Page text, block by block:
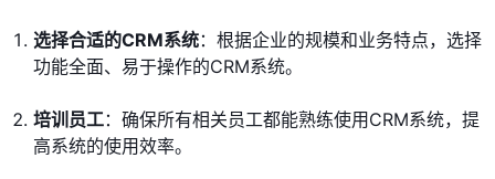
选择合适的CRM系统：根据企业的规模和业务特点，选择
功能全面、易于操作的CRM系统。
培训员工：确保所有相关员工都能熟练使用CRM系统，提
高系统的使用效率。